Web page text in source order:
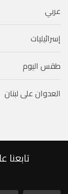
عربي
إسرائيليات
طقس اليوم
العدوان على لبنان